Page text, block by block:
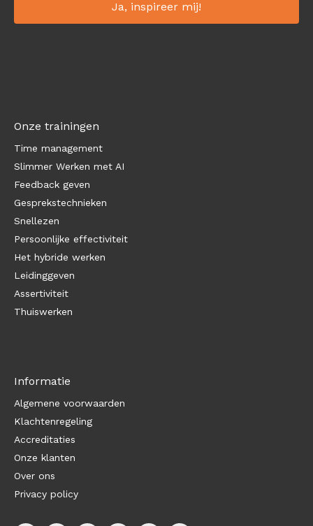
Onze trainingen
Time management
Slimmer Werken met AI
Feedback geven
Gesprekstechnieken
Snellezen
Persoonlijke effectiviteit
Het hybride werken
Leidinggeven
Assertiviteit
Thuiswerken
Informatie
Algemene voorwaarden
Klachtenregeling
Accreditaties
Onze klanten
Over ons
Privacy policy